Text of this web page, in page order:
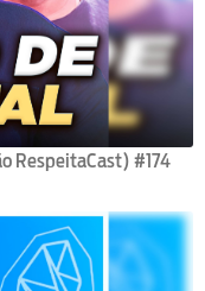
RespeitaCast) #174